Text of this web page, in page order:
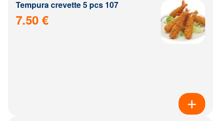
Tempura crevette 5 pcs 107
7.50 €